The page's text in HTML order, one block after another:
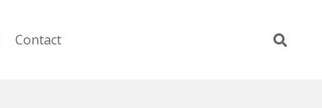
Contact